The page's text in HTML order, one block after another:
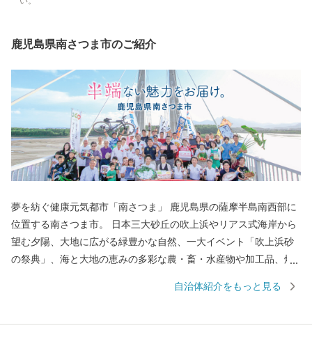
鹿児島県南さつま市のご紹介
夢を紡ぐ健康元気都市「南さつま」 鹿児島県の薩摩半島南西部に
位置する南さつま市。 日本三大砂丘の吹上浜やリアス式海岸から
望む夕陽、大地に広がる緑豊かな自然、一大イベント「吹上浜砂
の祭典」、海と大地の恵みの多彩な農・畜・水産物や加工品、焼
税を通して、南さつま市の魅力あふれる特産品をお返しさせてい
自治体紹介をもっと見る